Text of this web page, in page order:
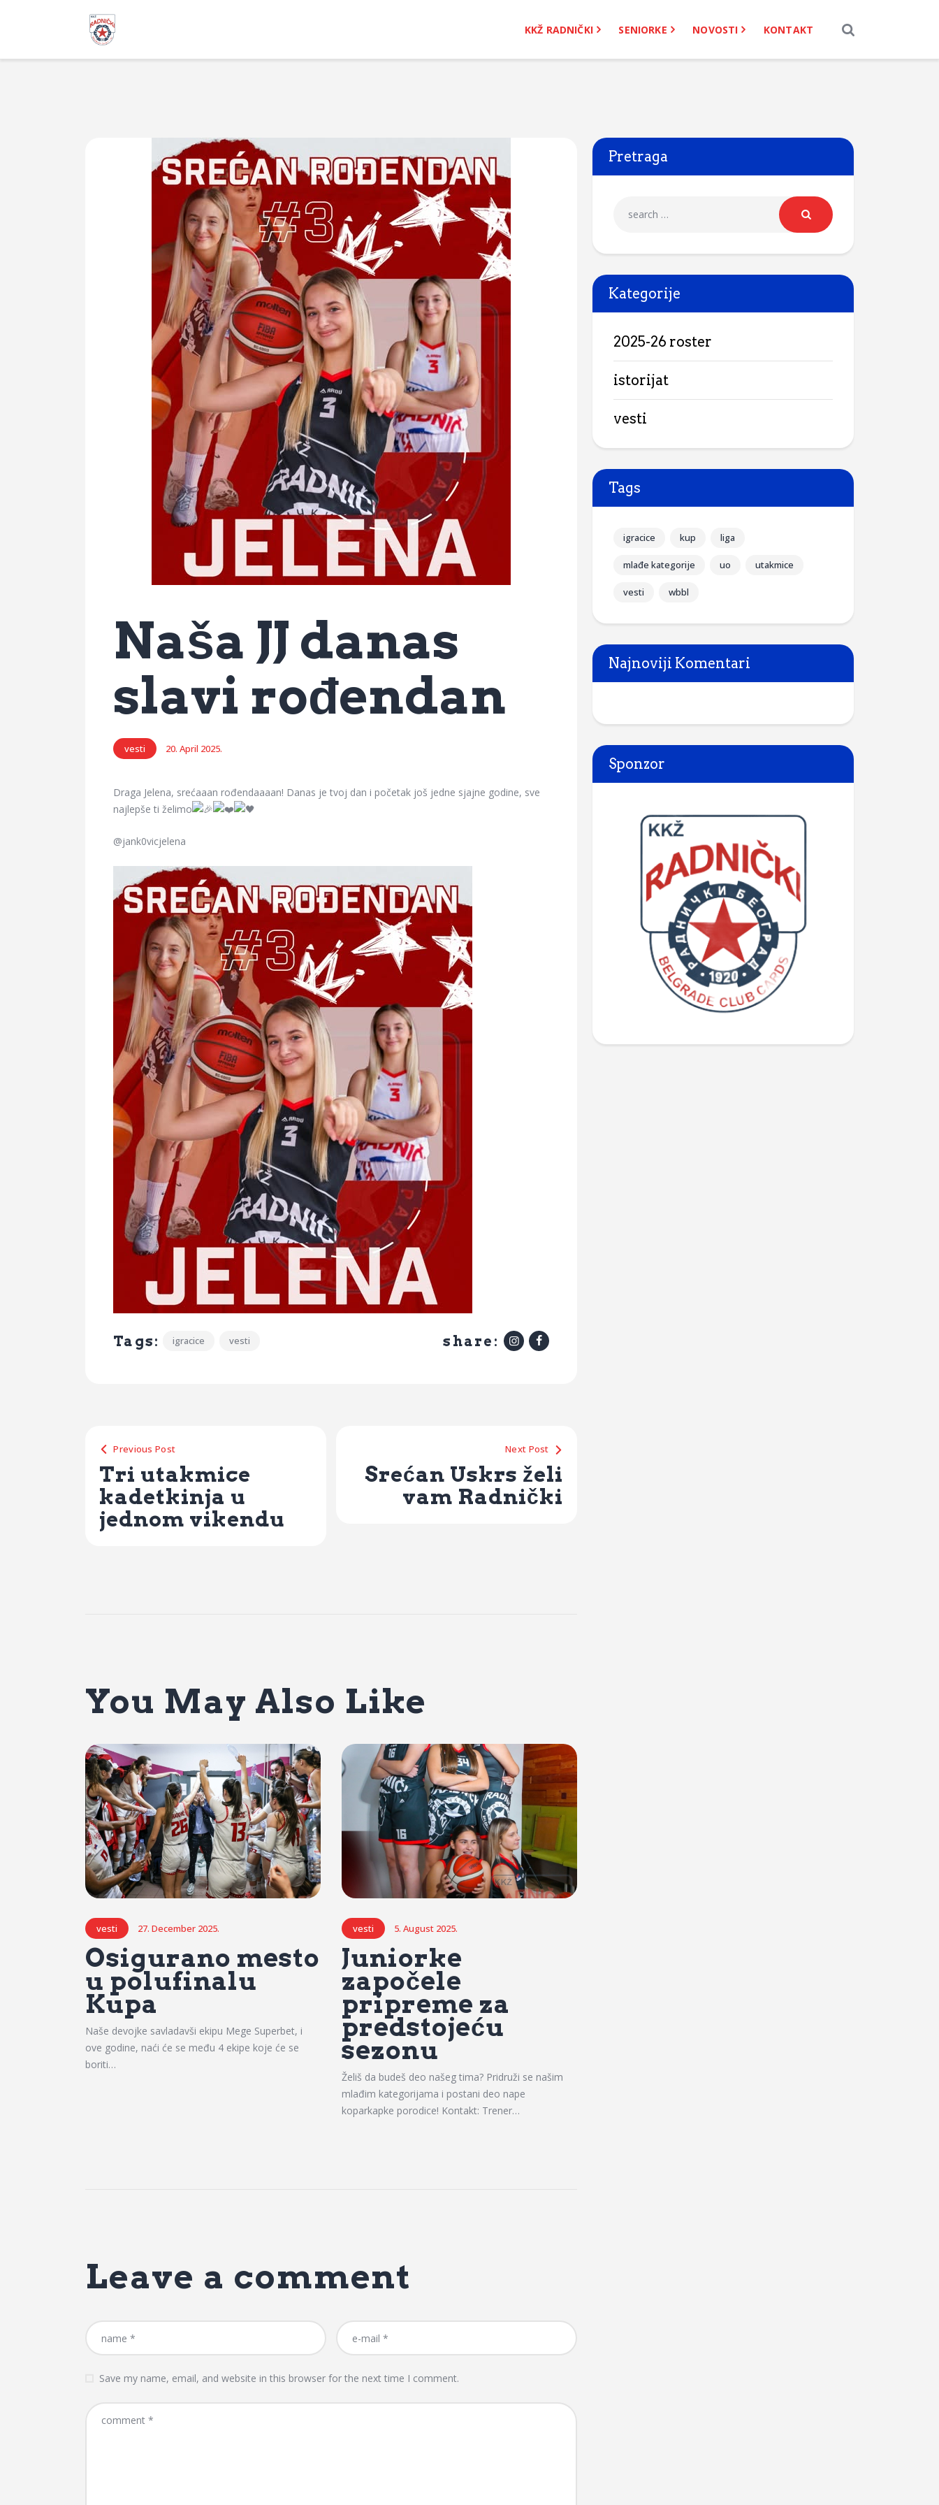
KKŽ RADNIČKI SENIORKE NOVOSTI KONTAKT
Novosti
Naša JJ danas
slavi rođendan
vesti 20. April 2025.
Draga Jelena, srećaaan rođendaaaan! Danas je tvoj dan i početak još jedne sjajne godine, sve
najlepše ti želimo
@jank0vicjelena
Tags: igracice vesti share:
Previous Post
Tri utakmice
kadetkinja u
jednom vikendu
Next Post
Srećan Uskrs želi
vam Radnički
You May Also Like
vesti 27. December 2025.
Osigurano mesto
u polufinalu
Kupa
Naše devojke savladavši ekipu Mege Superbet, i
ove godine, naći će se među 4 ekipe koje će se
boriti…
vesti 5. August 2025.
Juniorke
započele
pripreme za
predstojeću
sezonu
Želiš da budeš deo našeg tima? Pridruži se našim
mlađim kategorijama i postani deo nape
koparkapke porodice! Kontakt: Trener…
Leave a comment
Save my name, email, and website in this browser for the next time I comment.
Pretraga
Kategorije
2025-26 roster
istorijat
vesti
Tags
igracice kup liga
mlađe kategorije uo utakmice
vesti wbbl
Najnoviji Komentari
Sponzor